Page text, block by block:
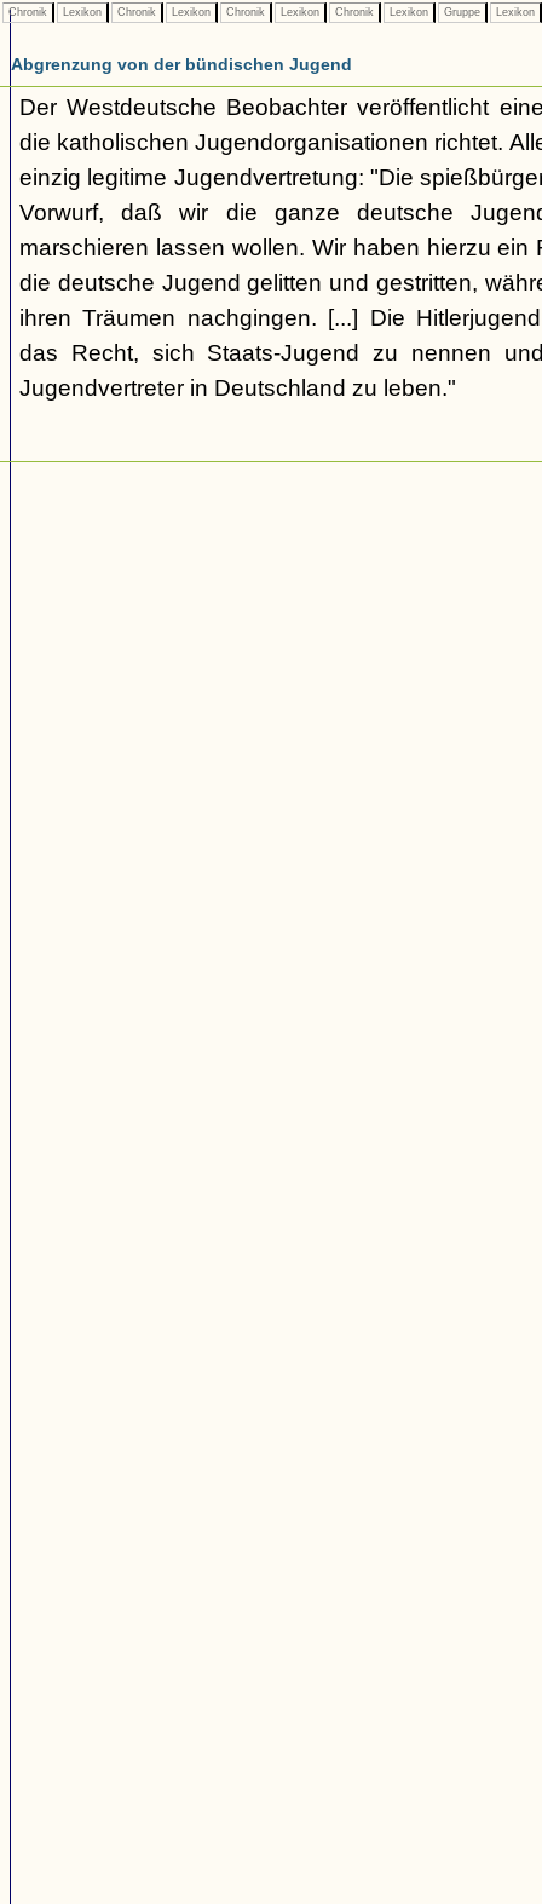
Chronik Lexikon Chronik Lexikon Chronik Lexikon Chronik Lexikon Gruppe Lexikon
Abgrenzung von der bündischen Jugend
Der Westdeutsche Beobachter veröffentlicht
die katholischen Jugendorganisationen richtet.
einzig legitime Jugendvertretung: "Die
Vorwurf, daß wir die ganze deutsche
marschieren lassen wollen. Wir haben hierzu ein
die deutsche Jugend gelitten und gestritten,
ihren Träumen nachgingen. [...] Die
das Recht, sich Staats-Jugend zu nennen
Jugendvertreter in Deutschland zu leben."